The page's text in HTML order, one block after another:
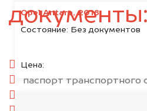
Opel Antara, 2018
Состояние: Без документов
Цена:
документы:
паспорт гражданина РФ;
паспорт транспортного